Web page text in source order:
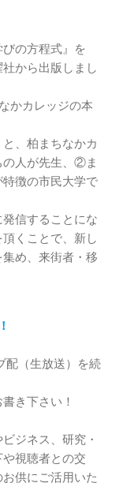
の方程式』を
から出版しまし
かカレッジの本
、柏まちなかカ
人が先生、②ま
徴の市民大学で
信することにな
くことで、新し
め、来街者・移
配（生放送）を続
き下さい！
ジネス、研究・
視聴者との交
供にご活用いた